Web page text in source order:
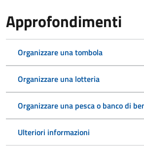
Approfondimenti
Organizzare una tombola
Organizzare una lotteria
Organizzare una pesca o banco di
Ulteriori informazioni